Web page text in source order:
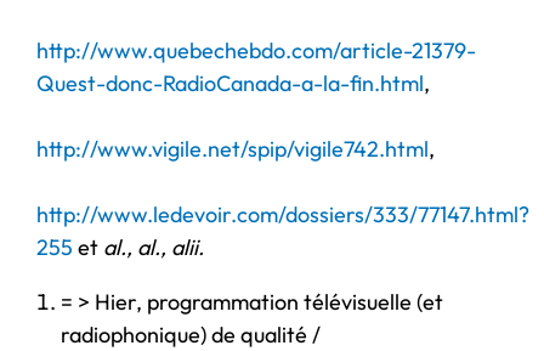
http://www.quebechebdo.com/article-21379-
Quest-donc-RadioCanada-a-la-fin.html,
http://www.vigile.net/spip/vigile742.html,
http://www.ledevoir.com/dossiers/333/77147.html?
255 et al., al., alii.
= > Hier, programmation télévisuelle (et
radiophonique) de qualité /